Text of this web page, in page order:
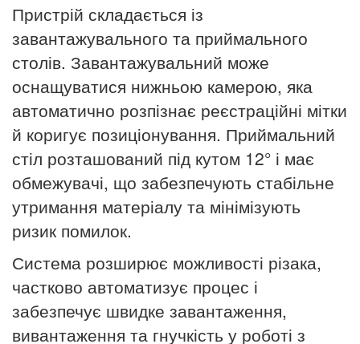
Пристрій складається із
завантажувального та приймального
столів. Завантажувальний може
оснащуватися нижньою камерою, яка
автоматично розпізнає реєстраційні мітки
й коригує позиціонування. Приймальний
стіл розташований під кутом 12° і має
обмежувачі, що забезпечують стабільне
утримання матеріалу та мінімізують
ризик помилок.
Система розширює можливості різака,
частково автоматизує процес і
забезпечує швидке завантаження,
вивантаження та гнучкість у роботі з